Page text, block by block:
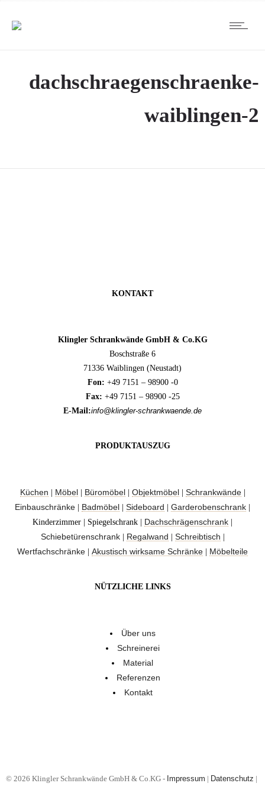
dachschraegenschraenke-
waiblingen-2
KONTAKT
Klingler Schrankwände GmbH & Co.KG
Boschstraße 6
71336 Waiblingen (Neustadt)
Fon: +49 7151 – 98900 -0
Fax: +49 7151 – 98900 -25
E-Mail:info@klingler-schrankwaende.de
PRODUKTAUSZUG
Küchen Möbel Büromöbel Objektmöbel Schrankwände|
Einbauschränke Badmöbel Sideboard Garderobenschrank
Kinderzimmer | Spiegelschrank | Dachschrägenschrank
Schiebetürenschrank| Regalwand Schreibtisch
Wertfachschränke Akustisch wirksame Schränke Möbelteile
NÜTZLICHE LINKS
Über uns
Schreinerei
Material
Referenzen
Kontakt
© 2026 Klingler Schrankwände GmbH & Co.KG - Impressum | Datenschutz |